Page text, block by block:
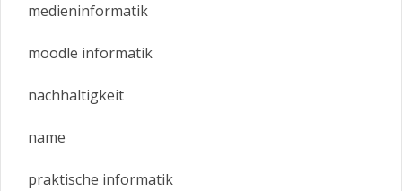
medieninformatik
moodle informatik
nachhaltigkeit
name
praktische informatik